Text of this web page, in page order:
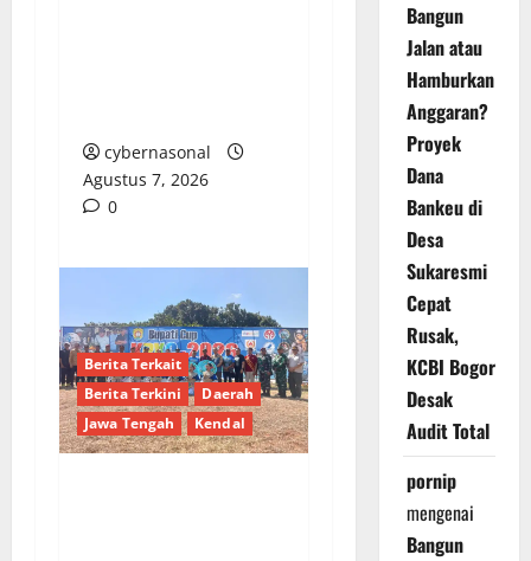
cybernasonal
Agustus 7, 2026
0
Berita Terkait
Berita Terkini
Daerah
Jawa Tengah
Kendal
Bangun
Jalan atau
Hamburkan
Anggaran?
Proyek
Dana
Bankeu di
Desa
Sukaresmi
Cepat
Rusak,
KCBI Bogor
Desak
Audit Total
pornip
mengenai
Bangun